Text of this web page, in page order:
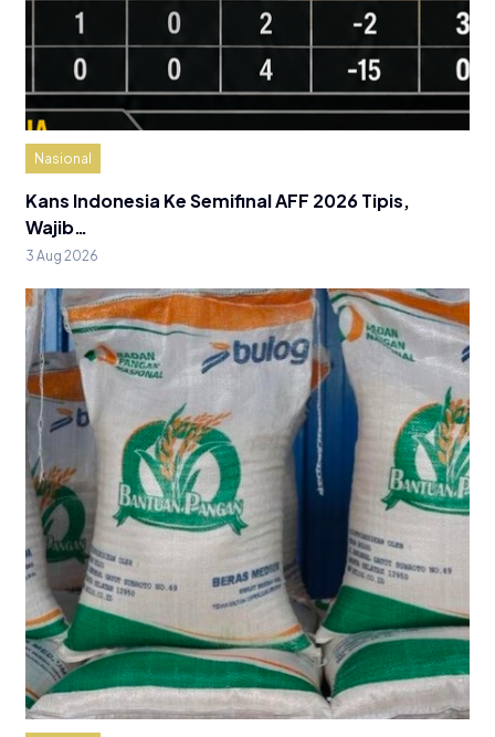
Nasional
Kans Indonesia Ke Semifinal AFF 2026 Tipis,
Wajib…
3 Aug 2026